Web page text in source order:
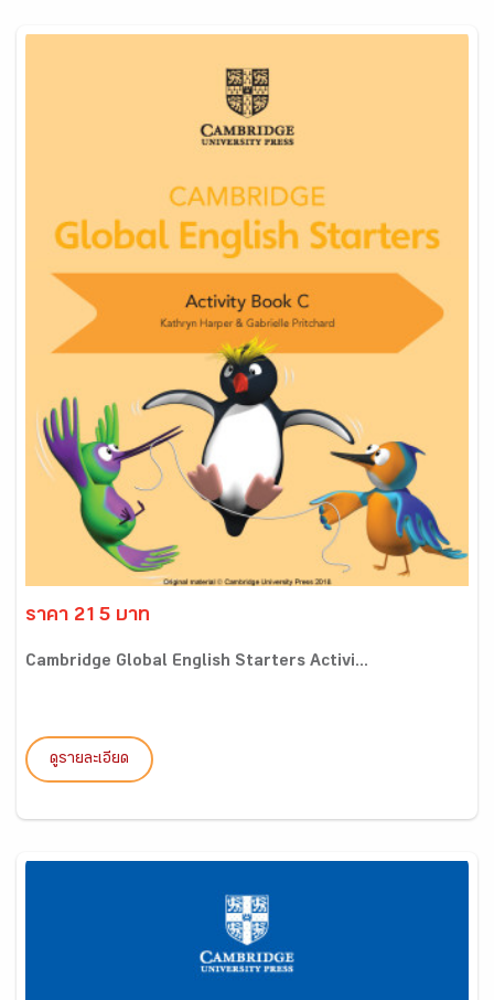
ราคา 215 บาท
Cambridge Global English Starters Activi...
ดูรายละเอียด